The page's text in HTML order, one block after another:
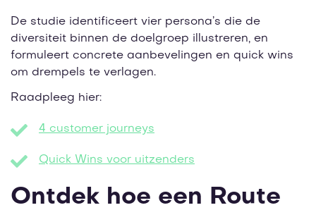
De studie identificeert vier persona’s die de
diversiteit binnen de doelgroep illustreren, en
formuleert concrete aanbevelingen en quick wins
om drempels te verlagen.
Raadpleeg hier:
4 customer journeys
Quick Wins voor uitzenders
Ontdek hoe een Route